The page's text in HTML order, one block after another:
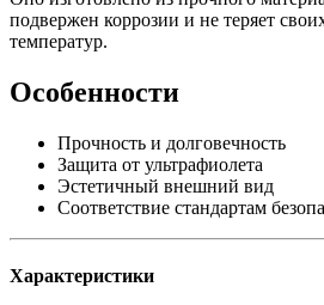
подвержен коррозии и не теряет
температур.
Особенности
Прочность и долговечность
Защита от ультрафиолета
Эстетичный внешний вид
Соответствие стандартам
Характеристики